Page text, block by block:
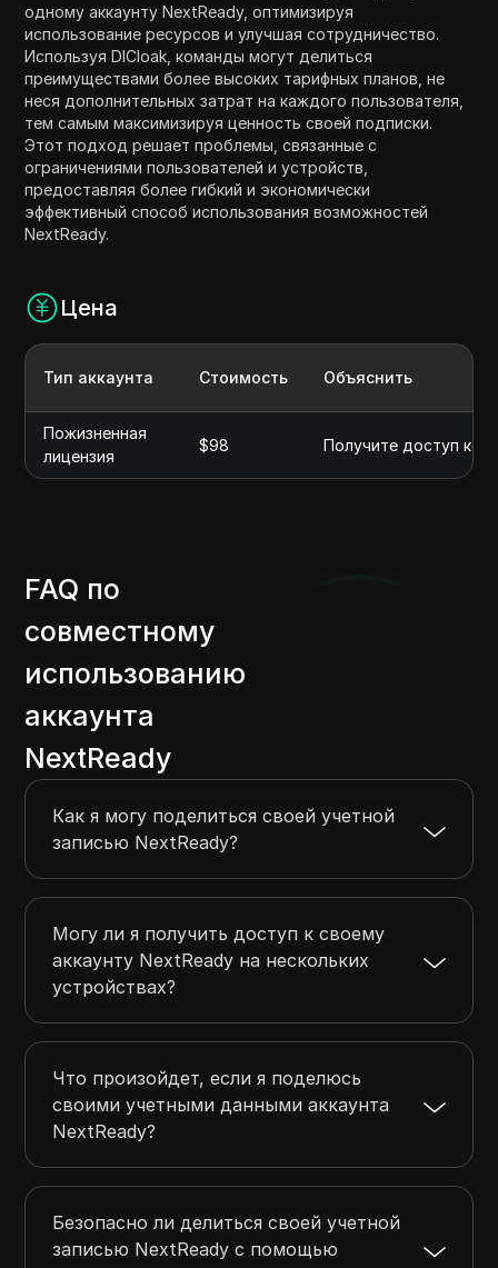
одному аккаунту NextReady, оптимизируя
использование ресурсов и улучшая сотрудничество.
Используя DICloak, команды могут делиться
преимуществами более высоких тарифных планов, не
неся дополнительных затрат на каждого пользователя,
тем самым максимизируя ценность своей подписки.
Этот подход решает проблемы, связанные с
ограничениями пользователей и устройств,
предоставляя более гибкий и экономически
эффективный способ использования возможностей
NextReady.
Цена
Тип аккаунта Стоимость Объяснить
Пожизненная
лицензия
$98 Получите доступ ко
FAQ по
совместному
использованию
аккаунта
NextReady
Как я могу поделиться своей учетной
записью NextReady?
Могу ли я получить доступ к своему
аккаунту NextReady на нескольких
устройствах?
Что произойдет, если я поделюсь
своими учетными данными аккаунта
NextReady?
Безопасно ли делиться своей учетной
записью NextReady с помощью